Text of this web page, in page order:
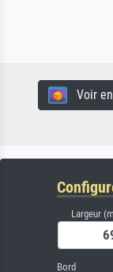
Voir
Largeur
Bord